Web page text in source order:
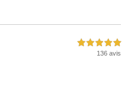
5,0 étoiles sur 5
136 avis